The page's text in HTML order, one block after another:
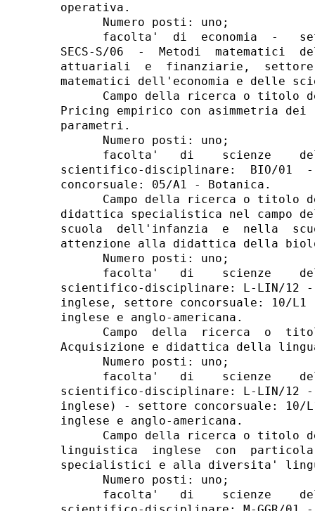
operativa.
      Numero posti: uno;
facolta'  di  economia  -
SECS-S/06  -  Metodi  matematici
attuariali  e  finanziarie,  settore
matematici dell'economia e delle
Campo della ricerca o titolo
Pricing empirico con asimmetria
parametri.
      Numero posti: uno;
facolta'   di    scienze
scientifico-disciplinare:  BIO/01
concorsuale: 05/A1 - Botanica.
Campo della ricerca o titolo
didattica specialistica nel campo
scuola  dell'infanzia  e  nella
attenzione alla didattica della
      Numero posti: uno;
facolta'   di    scienze
scientifico-disciplinare: L-LIN/12
inglese, settore concorsuale: 10/
inglese e anglo-americana.
Campo  della  ricerca  o
Acquisizione e didattica della
      Numero posti: uno;
facolta'   di    scienze
scientifico-disciplinare: L-LIN/12
inglese) - settore concorsuale:
inglese e anglo-americana.
Campo della ricerca o titolo
linguistica  inglese  con
specialistici e alla diversita'
      Numero posti: uno;
facolta'   di    scienze